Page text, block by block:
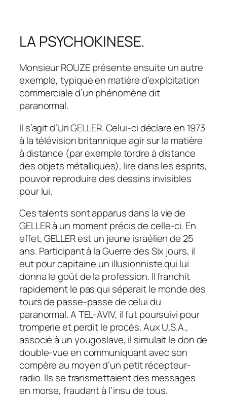
LA PSYCHOKINESE.
Monsieur ROUZE présente ensuite un autre
exemple, typique en matière d’exploitation
commerciale d’un phénomène dit
paranormal.
Il s’agit d’Uri GELLER. Celui-ci déclare en 1973
à la télévision britannique agir sur la matière
à distance (par exemple tordre à distance
des objets métalliques), lire dans les esprits,
pouvoir reproduire des dessins invisibles
pour lui.
Ces talents sont apparus dans la vie de
GELLER à un moment précis de celle-ci. En
effet, GELLER est un jeune israélien de 25
ans. Participant à la Guerre des Six jours, il
eut pour capitaine un illusionniste qui lui
donna le goût de la profession. Il franchit
rapidement le pas qui séparait le monde des
tours de passe-passe de celui du
paranormal. A TEL-AVIV, il fut poursuivi pour
tromperie et perdit le procès. Aux U.S.A.,
associé à un yougoslave, il simulait le don de
double-vue en communiquant avec son
compère au moyen d’un petit récepteur-
radio. Ils se transmettaient des messages
en morse, fraudant à l’insu de tous.